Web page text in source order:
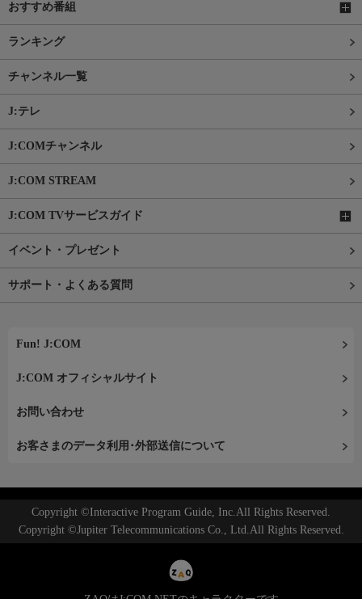
おすすめ番組
ランキング
チャンネル一覧
J:テレ
J:COMチャンネル
J:COM STREAM
J:COM TVサービスガイド
イベント・プレゼント
サポート・よくある質問
Fun! J:COM
J:COM オフィシャルサイト
お問い合わせ
お客さまのデータ利用･外部送信について
Copyright ©Interactive Program Guide, Inc.All Rights Reserved.
Copyright ©Jupiter Telecommunications Co., Ltd.All Rights Reserved.